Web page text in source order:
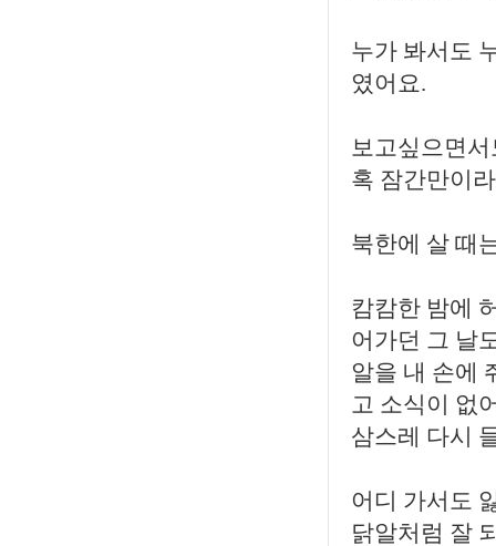
누가 봐서도
였어요.
보고싶으면
혹 잠간만이
북한에 살 때
캄캄한 밤에
어가던 그 날
알을 내 손에
고 소식이 없
삼스레 다시
어디 가서도
닭알처럼 잘